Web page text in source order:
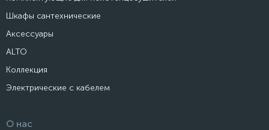
Шкафы сантехнические
Аксессуары
ALTO
Коллекция
Электрические с кабелем
О нас